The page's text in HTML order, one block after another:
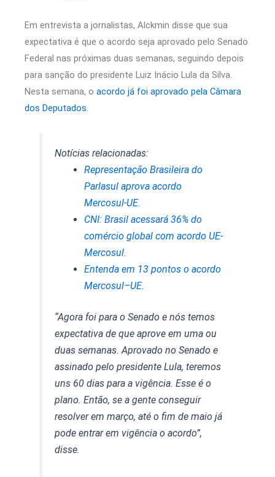
Em entrevista a jornalistas, Alckmin disse que sua
expectativa é que o acordo seja aprovado pelo Senado
Federal nas próximas duas semanas, seguindo depois
para sanção do presidente Luiz Inácio Lula da Silva.
Nesta semana, o acordo já foi aprovado pela Câmara
dos Deputados.
Notícias relacionadas:
Representação Brasileira do
Parlasul aprova acordo
Mercosul-UE.
CNI: Brasil acessará 36% do
comércio global com acordo UE-
Mercosul.
Entenda em 13 pontos o acordo
Mercosul–UE.
“Agora foi para o Senado e nós temos
expectativa de que aprove em uma ou
duas semanas. Aprovado no Senado e
assinado pelo presidente Lula, teremos
uns 60 dias para a vigência. Esse é o
plano. Então, se a gente conseguir
resolver em março, até o fim de maio já
pode entrar em vigência o acordo”,
disse.